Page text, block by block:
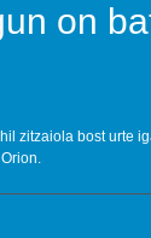
on
zitzaiola bost urte